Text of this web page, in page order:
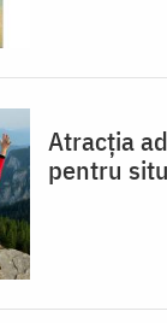
Atracția
pentru